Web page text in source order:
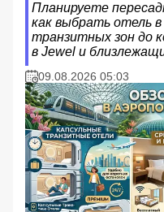
Планируете
как выбрать отель
транзитных зон до
в Jewel и
09.08.2026 05:03